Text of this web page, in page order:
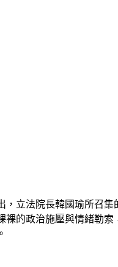
，立法院長韓國瑜所召
裸的政治施壓與情緒勒